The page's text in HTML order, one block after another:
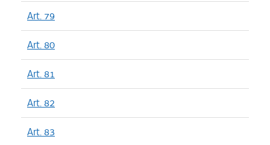
Art. 79
Art. 80
Art. 81
Art. 82
Art. 83